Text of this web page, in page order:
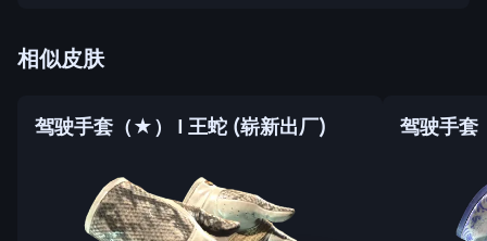
相似皮肤
驾驶手套（★） | 王蛇 (崭新出厂)